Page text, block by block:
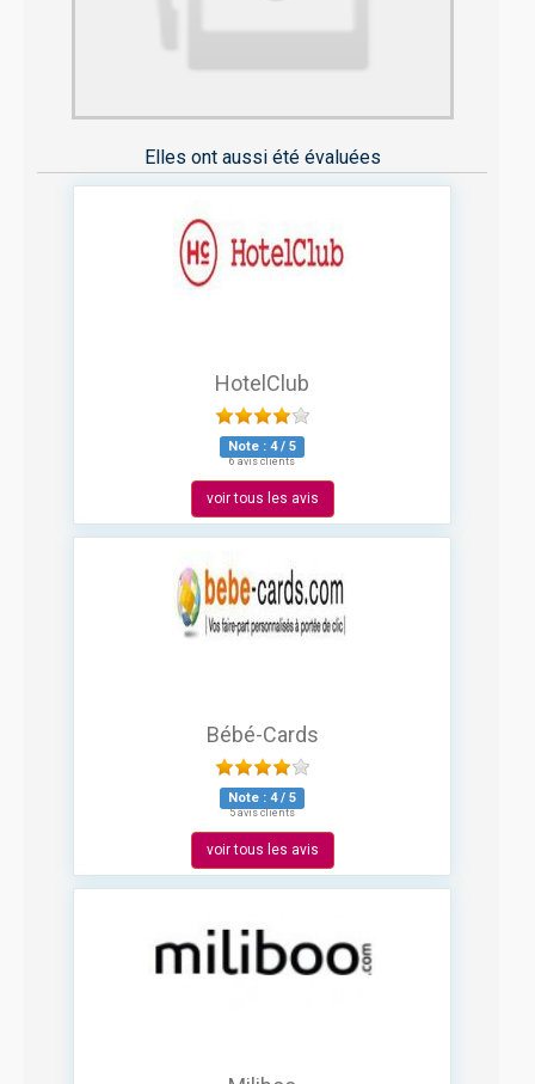
Elles ont aussi été évaluées
HotelClub
Note : 4/ 5
6 avis clients
voir tous les avis
Bébé-Cards
Note : 4/ 5
5 avis clients
voir tous les avis